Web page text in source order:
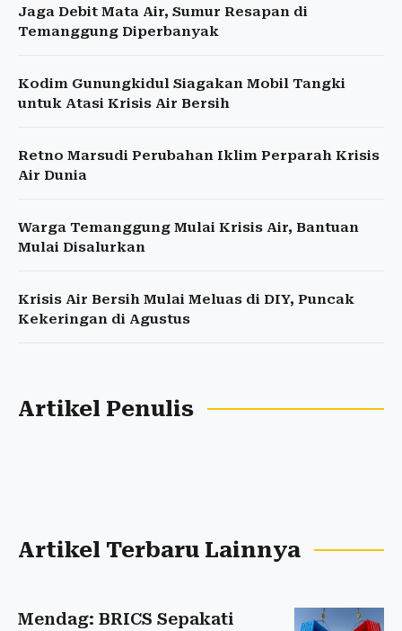
Jaga Debit Mata Air, Sumur Resapan di
Temanggung Diperbanyak
Kodim Gunungkidul Siagakan Mobil Tangki
untuk Atasi Krisis Air Bersih
Retno Marsudi Perubahan Iklim Perparah Krisis
Air Dunia
Warga Temanggung Mulai Krisis Air, Bantuan
Mulai Disalurkan
Krisis Air Bersih Mulai Meluas di DIY, Puncak
Kekeringan di Agustus
Artikel Penulis
Artikel Terbaru Lainnya
Mendag: BRICS Sepakati